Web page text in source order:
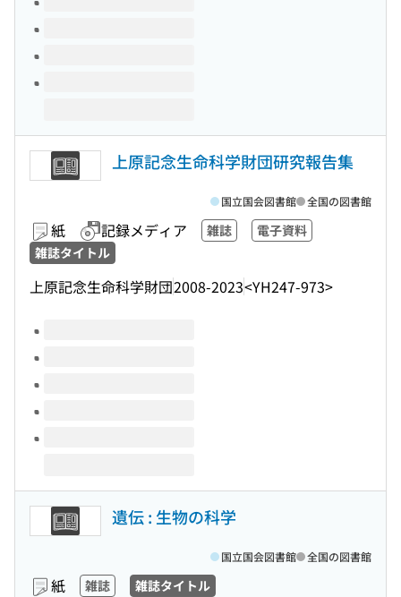
上原記念生命科学財団研究報告集
紙 記録メディア 雑誌
電子資料
雑誌タイトル
上原記念生命科学財団2008-2023<YH247-973>
国立国会図書館 全国の図書館
このタイトルの巻号
遺伝 : 生物の科学
紙 雑誌 雑誌タイトル
国立国会図書館 全国の図書館